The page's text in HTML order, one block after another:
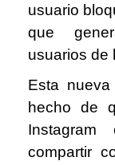
usuario
que
usuarios de
Esta
hecho de
compartir